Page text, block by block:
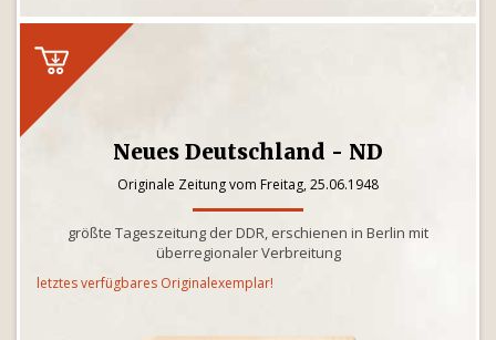
Neues Deutschland - ND
Originale Zeitung vom Freitag, 25.06.1948
größte Tageszeitung der DDR, erschienen in Berlin mit
überregionaler Verbreitung
letztes verfügbares Originalexemplar!